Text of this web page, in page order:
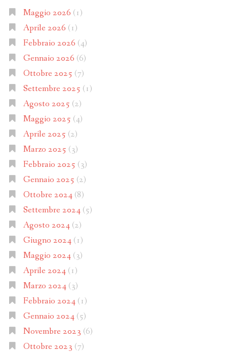
Maggio 2026 (1)
Aprile 2026 (1)
Febbraio 2026 (4)
Gennaio 2026 (6)
Ottobre 2025 (7)
Settembre 2025 (1)
Agosto 2025 (2)
Maggio 2025 (4)
Aprile 2025 (2)
Marzo 2025 (3)
Febbraio 2025 (3)
Gennaio 2025 (2)
Ottobre 2024(8)
Settembre 2024(5)
Agosto 2024(2)
Giugno 2024(1)
Maggio 2024(3)
Aprile 2024(1)
Marzo 2024(3)
Febbraio 2024(1)
Gennaio 2024(5)
Novembre 2023 (6)
Ottobre 2023 (7)